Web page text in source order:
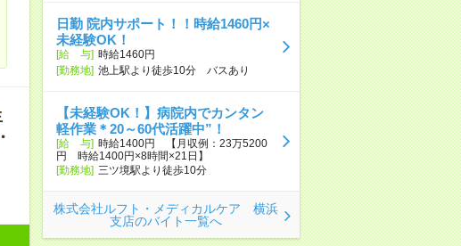
日勤 院内サポート！！時給1460円×
未経験OK！
[給 与] 時給1460円
[勤務地] 池上駅より徒歩10分 バスあり
【未経験OK！】病院内でカンタン
軽作業＊20～60代活躍中”！
[給 与] 時給1400円 【月収例：23万5200
円 時給1400円×8時間×21日】
[勤務地] 三ツ境駅より徒歩10分
株式会社ルフト・メディカルケア 横浜
支店のバイト一覧へ